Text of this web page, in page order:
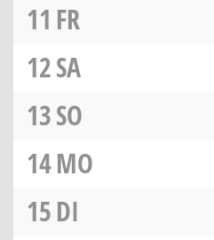
11 FR
12SA
13SO
14MO
15DI